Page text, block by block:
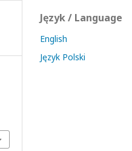
Język / Language
English
Język Polski